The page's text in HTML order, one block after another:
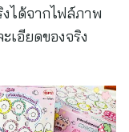
ได้จากไฟล์ภาพ
เอียดของจริง